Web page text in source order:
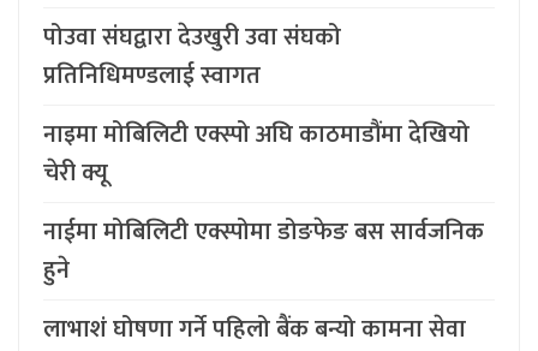
पोउवा संघद्वारा देउखुरी उवा संघको
प्रतिनिधिमण्डलाई स्वागत
नाइमा मोबिलिटी एक्स्पो अघि काठमाडौंमा देखियो
चेरी क्यू
नाईमा मोबिलिटी एक्स्पोमा डोङफेङ बस सार्वजनिक
हुने
लाभाशं घोषणा गर्ने पहिलो बैंक बन्यो कामना सेवा